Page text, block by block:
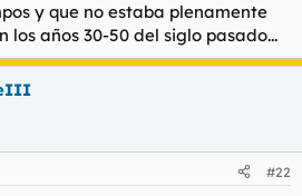
y que no estaba plenamente
años 30-50 del siglo pasado...
#22